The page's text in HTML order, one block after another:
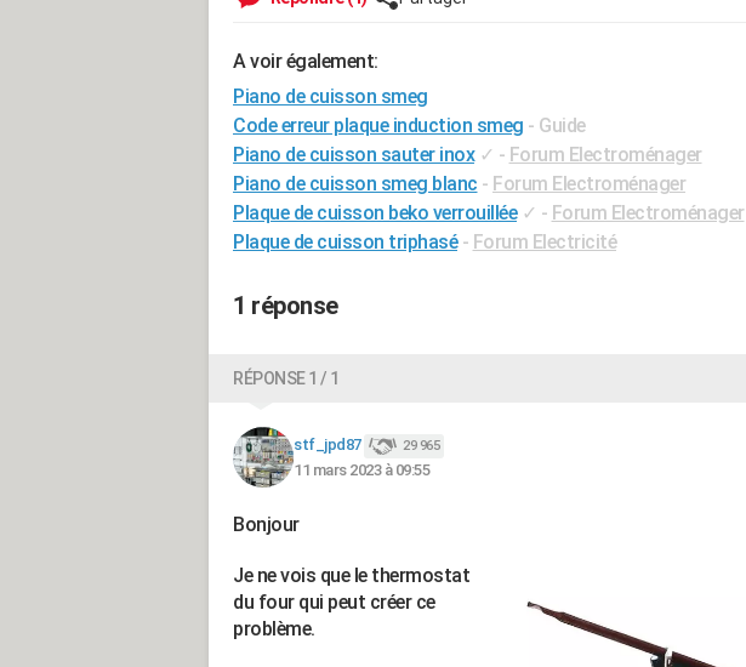
A voir également:
Piano de cuisson smeg
Code erreur plaque induction smeg - Guide
Piano de cuisson sauter inox ✓ - Forum Electroménager
Piano de cuisson smeg blanc - Forum Electroménager
Plaque de cuisson beko verrouillée ✓ - Forum Electroménager
Plaque de cuisson triphasé - Forum Electricité
1 réponse
RÉPONSE 1 / 1
stf_jpd87 29 965
11 mars 2023 à 09:55
Bonjour
Je ne vois que le thermostat
du four qui peut créer ce
problème.